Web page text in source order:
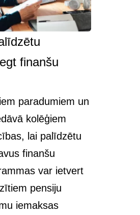
finanšu
paradumiem un
kolēģiem
lai palīdzētu
finanšu
var ietvert
pensiju
iemaksas